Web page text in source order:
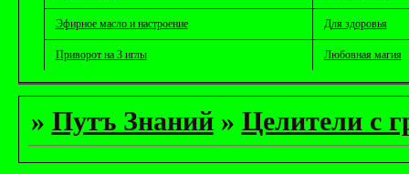
Эфирное масло и настроение Для здоровья
Приворот на 3 иглы Любовная магия
» Путъ Знаний » Целители с